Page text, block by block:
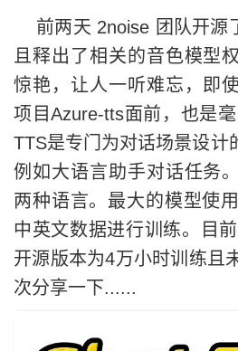
前两天 2noise 团队开源
且释出了相关的音色模型
惊艳，让人一听难忘，即
项目Azure-tts面前，也是
TTS是专门为对话场景设计
例如大语言助手对话任务
两种语言。最大的模型使
中英文数据进行训练。目
开源版本为4万小时训练
次分享一下......